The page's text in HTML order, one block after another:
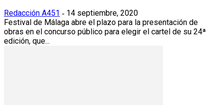
Redacción A451 - 14 septiembre, 2020
Festival de Málaga abre el plazo para la presentación de
obras en el concurso público para elegir el cartel de su 24ª
edición, que...